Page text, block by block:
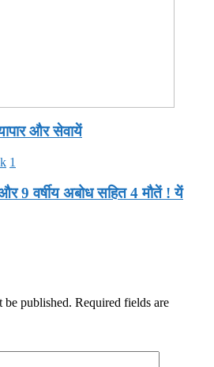
और सेवायें
1
9 वर्षीय अबोध सहित 4 मौतें ! यें
be published. Required fields are